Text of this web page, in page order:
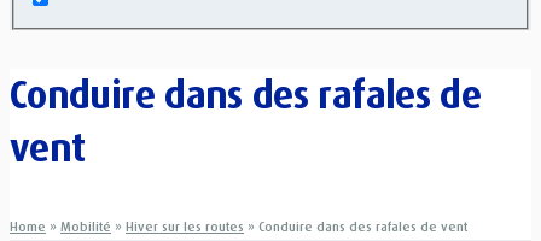
Conduire dans des rafales de
vent
Home » Mobilité » Hiver sur les routes » Conduire dans des rafales de vent